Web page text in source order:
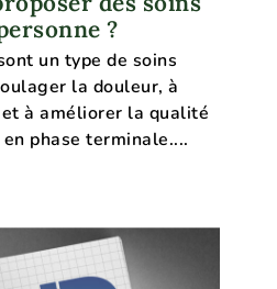
?
un type de soins
la douleur, à
à améliorer la qualité
phase terminale....